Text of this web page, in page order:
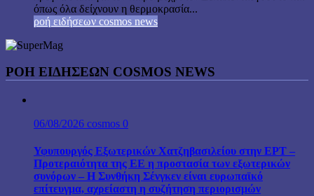
όπως όλα δείχνουν η θερμοκρασία...
ροή ειδήσεων cosmos news
ΡΟΉ ΕΙΔΉΣΕΩΝ COSMOS NEWS
06/08/2026 cosmos 0
Υφυπουργός Εξωτερικών Χατζηβασιλείου στην ΕΡΤ –
Προτεραιότητα της ΕΕ η προστασία των εξωτερικών
συνόρων – Η Συνθήκη Σένγκεν είναι ευρωπαϊκό
επίτευγμα, αχρείαστη η συζήτηση περιορισμών